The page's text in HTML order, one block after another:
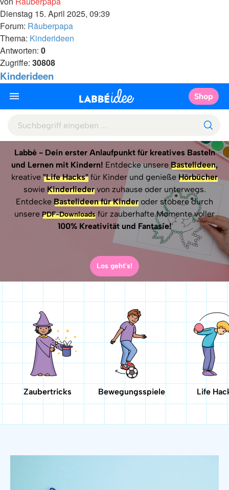
Dienstag 15. April 2025, 09:39
Forum: Räuberpapa
Thema: Kinderideen
Antworten: 0
Zugriffe: 30808
Kinderideen